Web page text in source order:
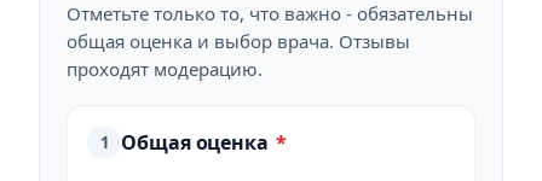
Отметьте только то, что важно - обязательны
общая оценка и выбор врача. Отзывы
проходят модерацию.
1 Общая оценка *